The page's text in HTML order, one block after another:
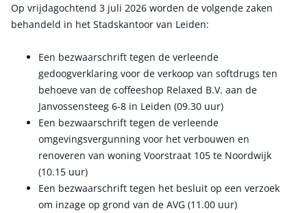
Op vrijdagochtend 3 juli 2026 worden de volgende zaken
behandeld in het Stadskantoor van Leiden:
Een bezwaarschrift tegen de verleende
gedoogverklaring voor de verkoop van softdrugs ten
behoeve van de coffeeshop Relaxed B.V. aan de
Janvossensteeg 6-8 in Leiden (09.30 uur)
Een bezwaarschrift tegen de verleende
omgevingsvergunning voor het verbouwen en
renoveren van woning Voorstraat 105 te Noordwijk
(10.15 uur)
Een bezwaarschrift tegen het besluit op een verzoek
om inzage op grond van de AVG (11.00 uur)